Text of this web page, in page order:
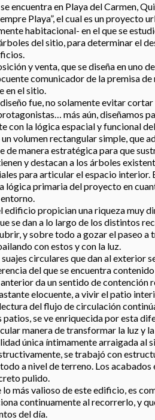
encuentra en Playa del Carmen,
Playa”, el cual es un proyecto
habitacional- en el que se
del sitio, para determinar el
y venta, que se diseña en uno
comunicador de la premisa
en el sitio.
fue, no solamente evitar
más aún, diseñamos
con la lógica espacial y funcional
volumen rectangular simple, que
de manera estratégica para que
y destacan a los árboles
para articular el espacio interior.
lógica primaria del proyecto en
edificio propician una riqueza muy
se dan a lo largo de los distintos
y sobre todo a gozar el paseo a
con estos y con la luz.
circulares que dan al exterior
del que se encuentra
da un sentido de contención
elocuente, a vivir el patio
del flujo de circulación
se ve enriquecida por esta
manera de transformar la luz y
única íntimamente arraigada al
se trabajó con
a nivel de terreno. Los acabados
pulido.
más valioso de este edificio, es
continuamente al recorrerlo, y
del día.